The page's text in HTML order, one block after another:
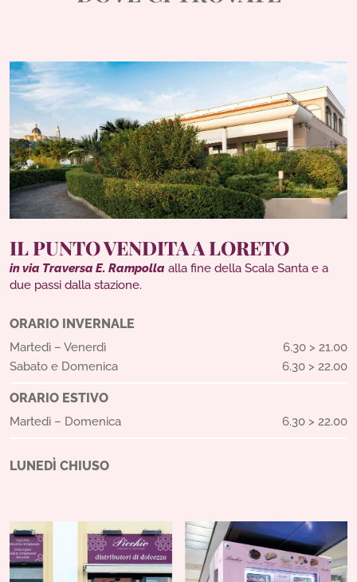
IL PUNTO VENDITA A LORETO
in via Traversa E. Rampolla alla fine della Scala Santa e a
due passi dalla stazione.
ORARIO INVERNALE
Martedì – Venerdì
6.30 > 21.00
Sabato e Domenica
6.30 > 22.00
ORARIO ESTIVO
Martedì – Domenica 6.30 > 22.00
LUNEDÌ CHIUSO